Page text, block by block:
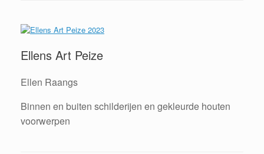
Ellens Art Peize
Ellen Raangs
Binnen en buiten schilderijen en gekleurde houten
voorwerpen